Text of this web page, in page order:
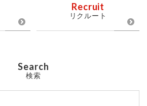
Recruit
リクルート
Search
検索